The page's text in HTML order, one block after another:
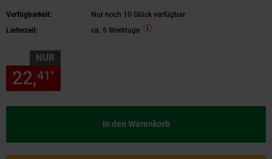
Verfügbarkeit:
Nur noch 10 Stück verfügbar
Lieferzeit:
ca. 5 Werktage
NUR
22,41*
In den Warenkorb